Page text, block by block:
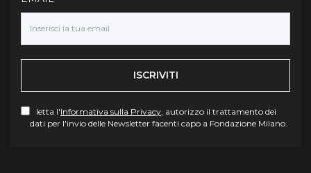
ISCRIVITI
letta l'Informativa sulla Privacy, autorizzo il trattamento dei
dati per l'invio delle Newsletter facenti capo a Fondazione Milano.